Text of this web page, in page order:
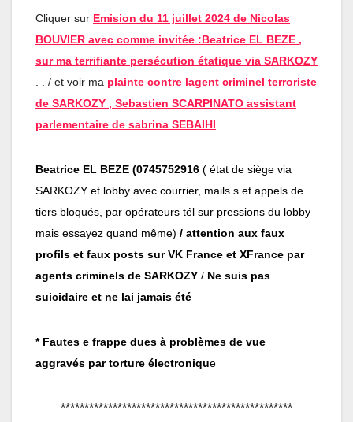
Cliquer sur Emision du 11 juillet 2024 de Nicolas
BOUVIER avec comme invitée :Beatrice EL BEZE ,
sur ma terrifiante persécution étatique via SARKOZY
. . / et voir ma plainte contre lagent criminel terroriste
de SARKOZY , Sebastien SCARPINATO assistant
parlementaire de sabrina SEBAIHI
Beatrice EL BEZE (0745752916 ( état de siège via
SARKOZY et lobby avec courrier, mails s et appels de
tiers bloqués, par opérateurs tél sur pressions du lobby
mais essayez quand même) / attention aux faux
profils et faux posts sur VK France et XFrance par
agents criminels de SARKOZY / Ne suis pas
suicidaire et ne lai jamais été
* Fautes e frappe dues à problèmes de vue
aggravés par torture électronique
*************************************************